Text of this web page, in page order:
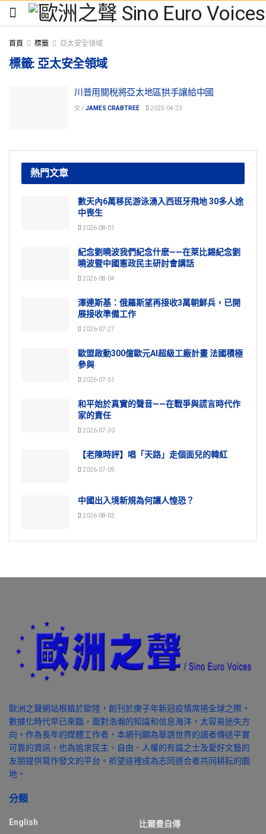
首頁 標籤 亞太安全領域
標籤: 亞太安全領域
川普用關稅將亞太地區拱手讓給中國
文 / JAMES CRABTREE 2025-04-23
熱門文章
數天內6萬移民游泳湧入西班牙飛地 30多人途
中喪生
2026-08-01
紀念劉曉波我們紀念什麽——在萊比錫紀念劉
曉波暨中國憲政民主研討會講話
2026-08-04
澤連斯基：俄羅斯望再接收3萬朝鮮兵，已開
展接收準備工作
2026-07-27
歐盟啟動300億歐元AI超級工廠計畫 法國積極
參與
2026-07-31
和平始於真實的聲音——在戰爭與謊言時代作
家的責任
2026-07-30
【老陳時評】唱「天路」走個面兒的韓紅
2026-07-09
中國出入境新規為何讓人惶恐？
2026-08-03
歐洲之聲網站根植於歐陸，創刊於庚子年新冠疫情席捲全球之際。
數據化時代早已來臨，面對浩瀚的知識和信息海洋，太容易迷失方
向。作為長年的媒體工作者，本網刊願為華語世界的讀者傳送平實
可靠的資訊，也為追求民主、自由、人權的有識之士及愛好文藝的
友朋提供寫作發文的平台。祈望這裡成為志同道合者共同耕耘的園
地。
分類
English
比爾曼自傳